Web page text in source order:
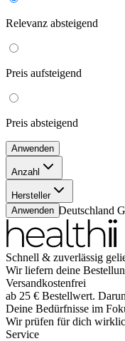
Relevanz absteigend
Preis aufsteigend
Preis absteigend
Anwenden
Anzahl
Hersteller
AbbVie Deutschland
Anwenden
Schnell & zuverlässig
Wir liefern deine
Versandkostenfrei
ab 25 € Bestellwert.
Deine Bedürfnisse im
Wir prüfen für dich
Service